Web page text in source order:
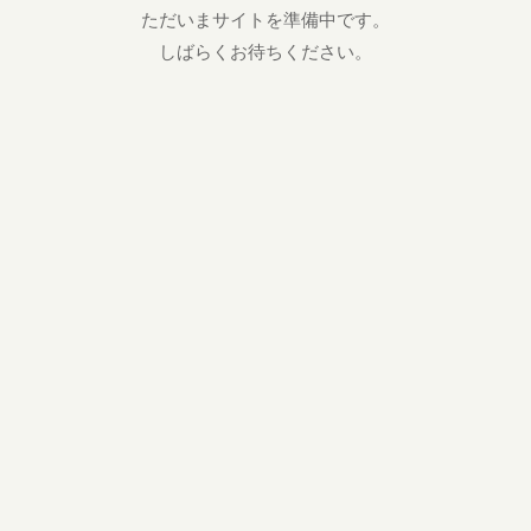
ただいまサイトを準備中です。
しばらくお待ちください。